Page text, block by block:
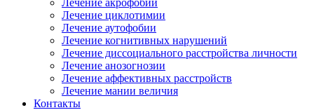
Лечение акрофобии
Лечение циклотимии
Лечение аутофобии
Лечение когнитивных нарушений
Лечение диссоциального расстройства личности
Лечение анозогнозии
Лечение аффективных расстройств
Лечение мании величия
Контакты